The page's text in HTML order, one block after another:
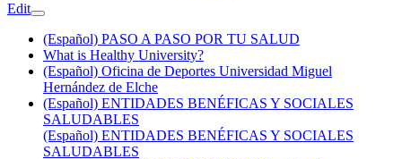
Edit
(Español) PASO A PASO POR TU SALUD
What is Healthy University?
(Español) Oficina de Deportes Universidad Miguel
Hernández de Elche
(Español) ENTIDADES BENÉFICAS Y SOCIALES
SALUDABLES
(Español) ENTIDADES BENÉFICAS Y SOCIALES
SALUDABLES